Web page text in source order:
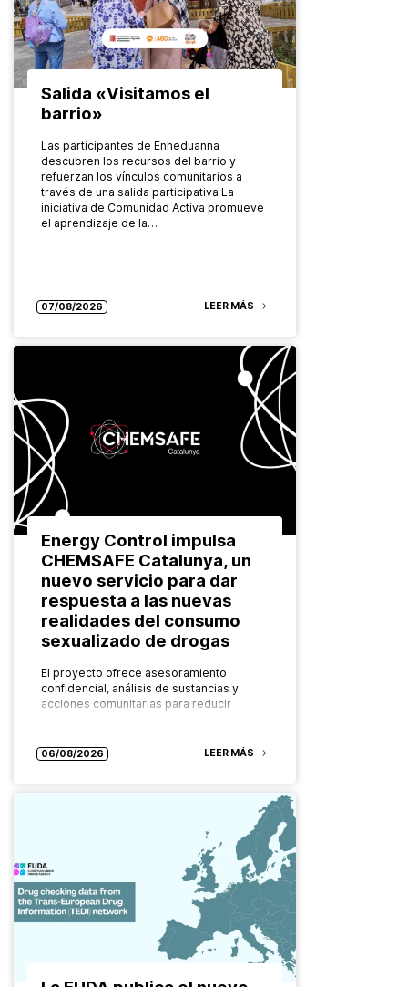
Salida «Visitamos el
barrio»
Las participantes de Enheduanna
descubren los recursos del barrio y
refuerzan los vínculos comunitarios a
través de una salida participativa La
iniciativa de Comunidad Activa promueve
el aprendizaje de la…
07/08/2026 LEER MÁS
Energy Control impulsa
CHEMSAFE Catalunya, un
nuevo servicio para dar
respuesta a las nuevas
realidades del consumo
sexualizado de drogas
El proyecto ofrece asesoramiento
confidencial, análisis de sustancias y
acciones comunitarias para reducir
de drogas evolucionan constantemente.
También…
06/08/2026 LEER MÁS